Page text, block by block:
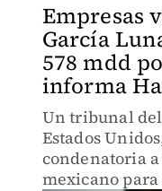
Empresas
García
578 mdd
informa
Un tribunal
Estados
condenatoria
mexicano